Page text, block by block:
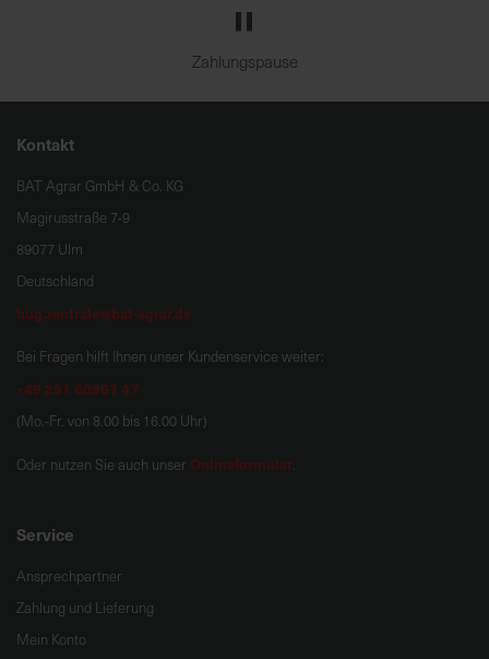
Zahlungspause
Kontakt
BAT Agrar GmbH & Co. KG
Magirusstraße 7-9
89077 Ulm
Deutschland
hug.zentrale@bat-agrar.de
Bei Fragen hilft Ihnen unser Kundenservice weiter:
+49 251 60957 47
(Mo.-Fr. von 8.00 bis 16.00 Uhr)
Oder nutzen Sie auch unser Onlineformular.
Service
Ansprechpartner
Zahlung und Lieferung
Mein Konto